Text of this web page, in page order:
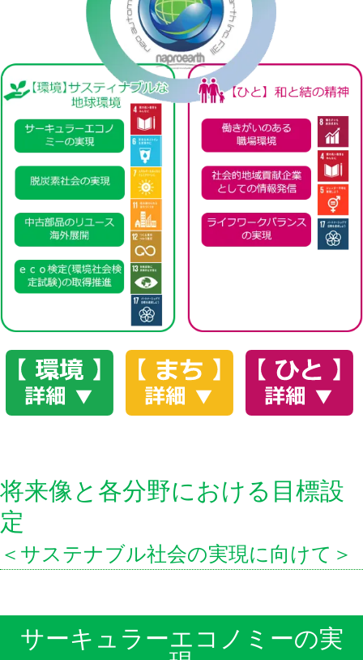
将来像と各分野における目標設
定
＜サステナブル社会の実現に向けて＞
サーキュラーエコノミーの実